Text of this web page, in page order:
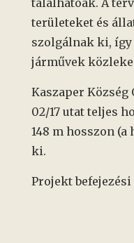
találhatóak. A
területeket és
szolgálnak ki,
járművek
Kaszaper Község
02/17 utat teljes
148 m hosszon (a
ki.
Projekt befejezési